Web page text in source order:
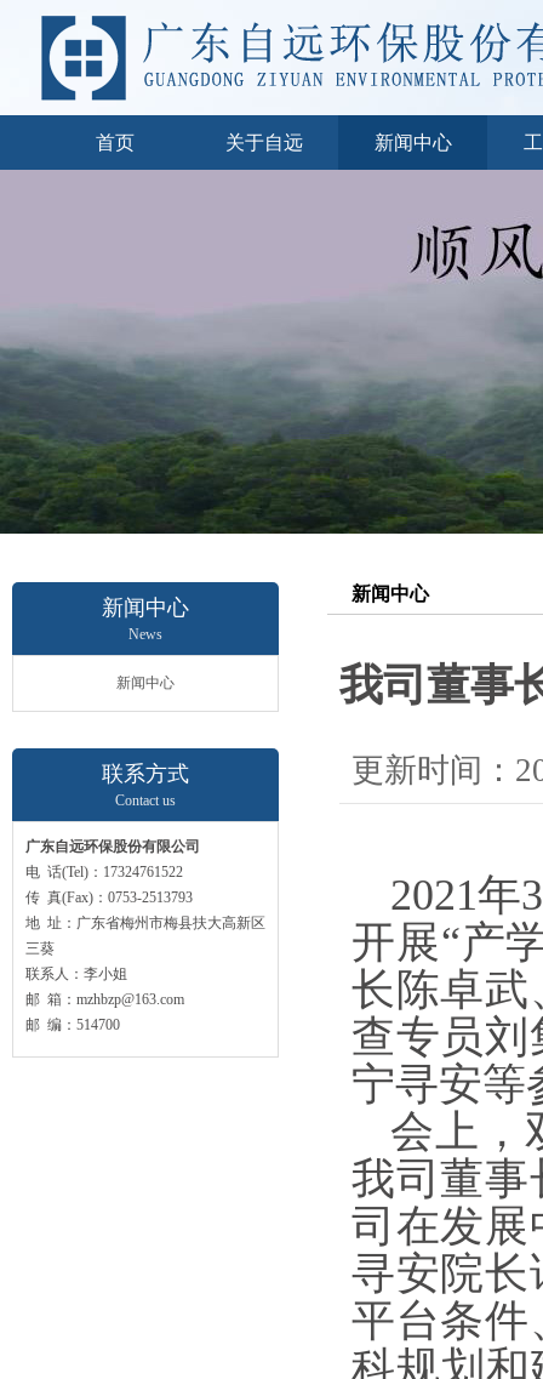
首页 关于自远 新闻中心
新闻中心
News
新闻中心
联系方式
Contact us
广东自远环保股份有限公司
电 话(Tel)：17324761522
传 真(Fax)：0753-2513793
地 址：广东省梅州市梅县扶大高新区
三葵
联系人：李小姐
邮 箱：mzhbzp@163.com
邮 编：514700
新闻中心
我司董事
更新时间：
2021年3
开展“产
长陈卓武
查专员
宁寻安等
会上，
我司董事
司在发展
寻安院长
平台条件
科规划